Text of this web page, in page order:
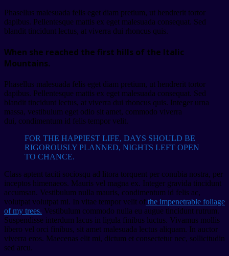
Phasellus malesuada felis eget diam pretium, ut hendrerit tortor
dapibus. Pellentesque mattis ex eget malesuada consequat. Sed
blandit tincidunt lectus, at viverra dui rhoncus quis.
When she reached the first hills of the Italic
Mountains.
Phasellus malesuada felis eget diam pretium, ut hendrerit tortor
dapibus. Pellentesque mattis ex eget malesuada consequat. Sed
blandit tincidunt lectus, at viverra dui rhoncus quis. Integer urna
massa, vestibulum eget odio sit amet, commodo viverra
dui, condimentum id felis tempor velit.
FOR THE HAPPIEST LIFE, DAYS SHOULD BE
RIGOROUSLY PLANNED, NIGHTS LEFT OPEN
TO CHANCE.
Class aptent taciti sociosqu ad litora torquent per conubia nostra, per
inceptos himenaeos. Mauris vel magna ex. Integer gravida tincidunt
accumsan. Vestibulum nulla mauris, condimentum id felis ac,
volutpat volutpat mi. In vitae tempor velit of the impenetrable foliage
of my trees. Vestibulum commodo nulla eu augue tincidunt rutrum.
Suspendisse interdum lacus in ligula finibus luctus. Vivamus mollis
libero vel orci finibus, sit amet malesuada lectus aliquam. In auctor
viverra eros. Maecenas elit mi, dictum et consectetur nec, sollicitudin
sed arcu.